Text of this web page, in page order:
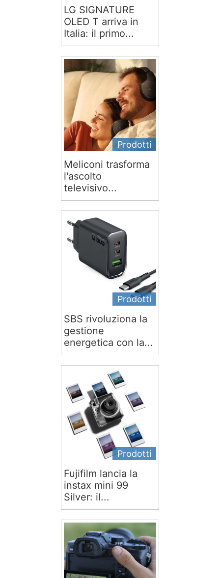
LG SIGNATURE
OLED T arriva in
Italia: il primo...
Prodotti
Meliconi trasforma
l'ascolto
televisivo...
Prodotti
SBS rivoluziona la
gestione
energetica con la...
Prodotti
Fujifilm lancia la
instax mini 99
Silver: il...